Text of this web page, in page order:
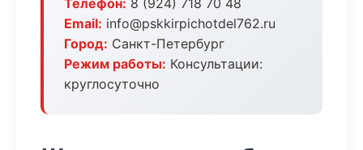
Телефон: 8 (924) 718 70 48
Email: info@pskkirpichotdel762.ru
Город: Санкт-Петербург
Режим работы: Консультации:
круглосуточно